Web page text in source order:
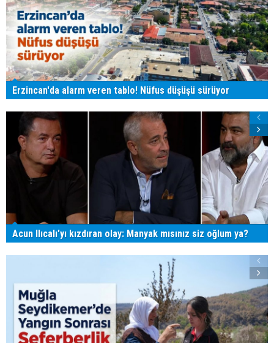
Erzincan'da alarm veren tablo! Nüfus düşüşü sürüyor
Acun Ilıcalı'yı kızdıran olay: Manyak mısınız siz oğlum ya?